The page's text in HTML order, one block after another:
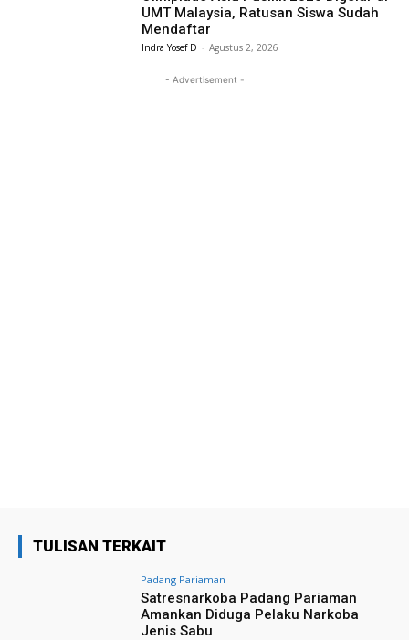
UMT Malaysia, Ratusan Siswa Sudah
Mendaftar
Indra Yosef D - Agustus 2, 2026
- Advertisement -
TULISAN TERKAIT
Padang Pariaman
Satresnarkoba Padang Pariaman
Amankan Diduga Pelaku Narkoba
Jenis Sabu